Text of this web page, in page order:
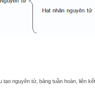
tạo nguyên tử, bảng tuần hoàn, liên